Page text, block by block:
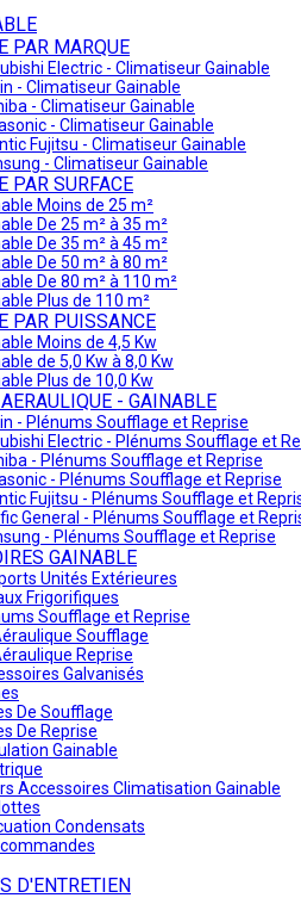
PAR MARQUE
Electric - Climatiseur Gainable
- Climatiseur Gainable
- Climatiseur Gainable
- Climatiseur Gainable
Fujitsu - Climatiseur Gainable
- Climatiseur Gainable
PAR SURFACE
Moins de 25 m²
De 25 m² à 35 m²
De 35 m² à 45 m²
De 50 m² à 80 m²
De 80 m² à 110 m²
Plus de 110 m²
PAR PUISSANCE
Moins de 4,5 Kw
de 5,0 Kw à 8,0 Kw
Plus de 10,0 Kw
- GAINABLE
- Plénums Soufflage et Reprise
Electric - Plénums Soufflage et
- Plénums Soufflage et Reprise
- Plénums Soufflage et Reprise
Fujitsu - Plénums Soufflage et
General - Plénums Soufflage et
- Plénums Soufflage et Reprise
GAINABLE
Unités Extérieures
Frigorifiques
Soufflage et Reprise
Soufflage
Reprise
Galvanisés
De Soufflage
De Reprise
Gainable
Accessoires Climatisation Gainable
Condensats
D'ENTRETIEN